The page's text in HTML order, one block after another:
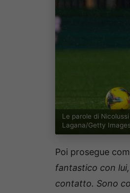
Le parole di
Lagana/Getty
Poi prosegue
fantastico con
contatto. Sono